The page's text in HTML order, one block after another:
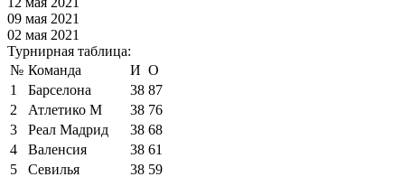
09 мая 2021
02 мая 2021
Турнирная таблица:
№ Команда И О
1
Барселона 38 87
2
Атлетико М 38 76
3
Реал Мадрид 38 68
4
Валенсия 38 61
5
Севилья 38 59